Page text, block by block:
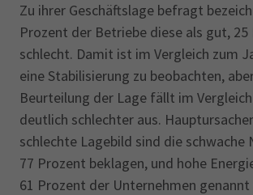
Zu ihrer Geschäftslage befragt
Prozent der Betriebe diese als gut, 25
schlecht. Damit ist im Vergleich zum
eine Stabilisierung zu beobachten,
Beurteilung der Lage fällt im
deutlich schlechter aus.
schlechte Lagebild sind die schwache
77 Prozent beklagen, und hohe
61 Prozent der Unternehmen genannt